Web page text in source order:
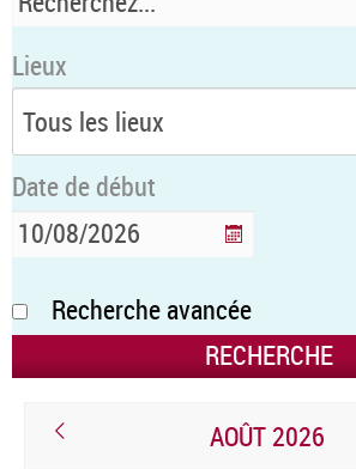
Lieux
Date de début
Recherche avancée
AOÛT 2026